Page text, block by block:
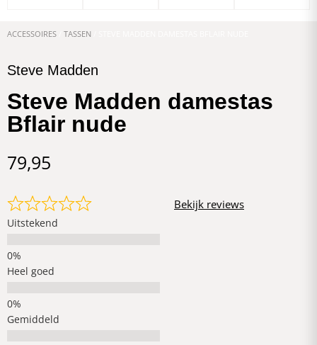
ACCESSOIRES TASSEN
Steve Madden
Steve Madden damestas
Bflair nude
79,95
Uitstekend
Heel goed
Gemiddeld
Bekijk reviews